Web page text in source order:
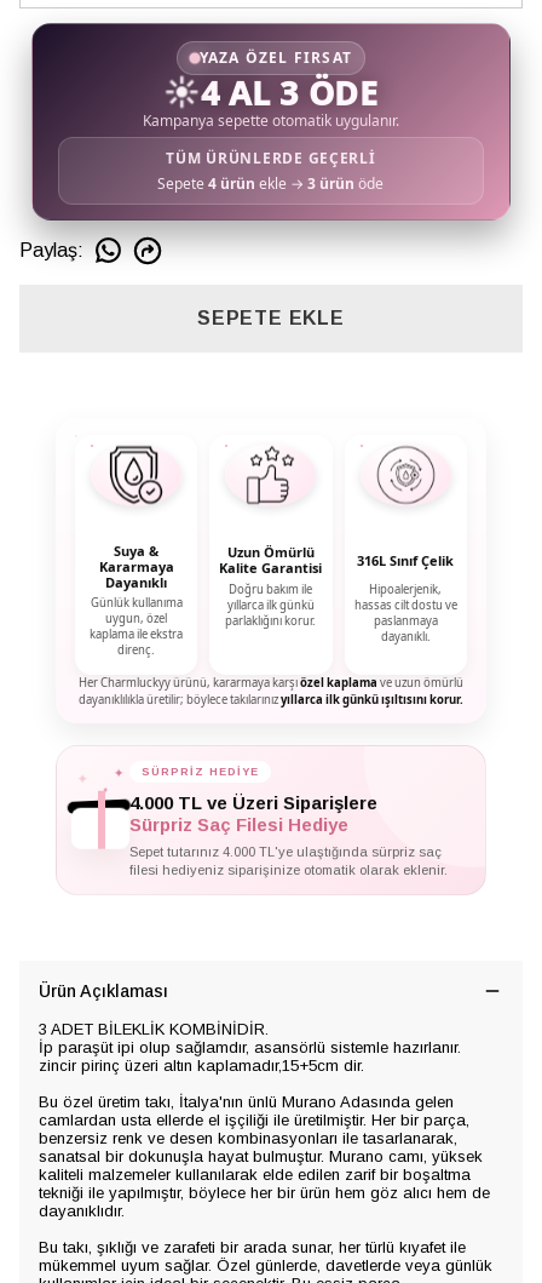
YAZA ÖZEL FIRSAT
☀️4 AL 3 ÖDE
Kampanya sepette otomatik uygulanır.
TÜM ÜRÜNLERDE GEÇERLİ
Sepete4 ürün ekle →3 ürün öde
Paylaş:
SEPETE EKLE
Suya &
Kararmaya
Dayanıklı
Günlük kullanıma
uygun, özel
kaplama ile ekstra
direnç.
Uzun Ömürlü
Kalite Garantisi
Doğru bakım ile
yıllarca ilk günkü
parlaklığını korur.
316L Sınıf Çelik
Hipoalerjenik,
hassas cilt dostu ve
paslanmaya
dayanıklı.
Her Charmluckyy ürünü, kararmaya karşıözel kaplama ve uzun ömürlü
dayanıklılıkla üretilir; böylece takılarınızyıllarca ilk günkü ışıltısını korur.
✦ SÜRPRİZ HEDİYE
4.000 TL ve Üzeri Siparişlere
Sürpriz Saç Filesi Hediye
Sepet tutarınız 4.000 TL'ye ulaştığında sürpriz saç
filesi hediyeniz siparişinize otomatik olarak eklenir.
Ürün Açıklaması
3 ADET BİLEKLİK KOMBİNİDİR.
İp paraşüt ipi olup sağlamdır, asansörlü sistemle hazırlanır.
zincir pirinç üzeri altın kaplamadır,15+5cm dir.
Bu özel üretim takı, İtalya'nın ünlü Murano Adasında gelen
camlardan usta ellerde el işçiliği ile üretilmiştir. Her bir parça,
benzersiz renk ve desen kombinasyonları ile tasarlanarak,
sanatsal bir dokunuşla hayat bulmuştur. Murano camı, yüksek
kaliteli malzemeler kullanılarak elde edilen zarif bir boşaltma
tekniği ile yapılmıştır, böylece her bir ürün hem göz alıcı hem de
dayanıklıdır.
Bu takı, şıklığı ve zarafeti bir arada sunar, her türlü kıyafet ile
mükemmel uyum sağlar. Özel günlerde, davetlerde veya günlük